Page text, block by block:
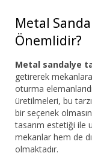
Metal
Önemlidir?
Metal sandalye
getirerek
oturma
üretilmeleri, bu
bir seçenek
tasarım estetiği ile
mekanlar hem de
olmaktadır.